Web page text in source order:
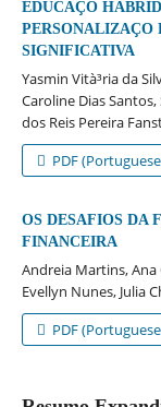
EDUCAÇO
PERSONALIZAÇO
SIGNIFICATIVA
Yasmin Vità³ria da
Caroline Dias
dos Reis Pereira
PDF
OS DESAFIOS DA
FINANCEIRA
Andreia Martins, Ana
Evellyn Nunes, Julia
PDF